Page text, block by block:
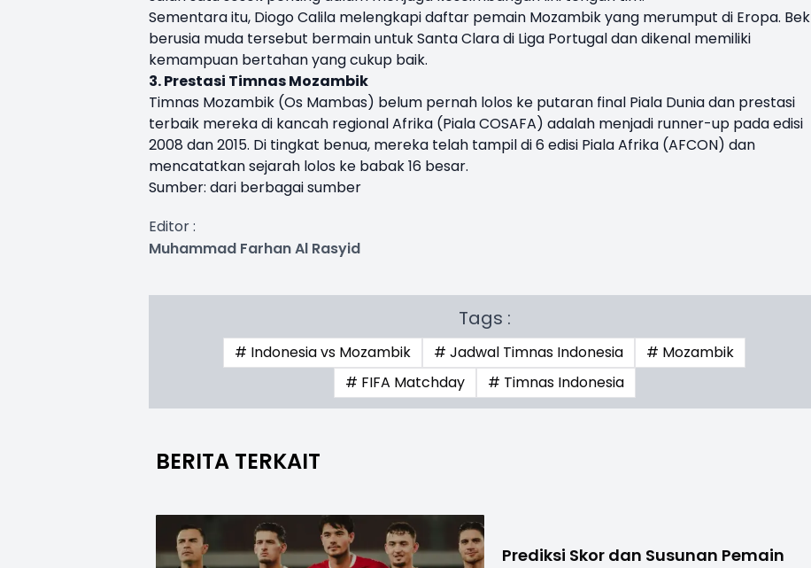
Sementara itu, Diogo Calila melengkapi daftar pemain Mozambik yang merumput di Eropa. Bek
berusia muda tersebut bermain untuk Santa Clara di Liga Portugal dan dikenal memiliki
kemampuan bertahan yang cukup baik.
3. Prestasi Timnas Mozambik
Timnas Mozambik (Os Mambas) belum pernah lolos ke putaran final Piala Dunia dan prestasi
terbaik mereka di kancah regional Afrika (Piala COSAFA) adalah menjadi runner-up pada edisi
2008 dan 2015. Di tingkat benua, mereka telah tampil di 6 edisi Piala Afrika (AFCON) dan
mencatatkan sejarah lolos ke babak 16 besar.
Sumber: dari berbagai sumber
Editor :
Muhammad Farhan Al Rasyid
Tags :
# Indonesia vs Mozambik # Jadwal Timnas Indonesia
# Mozambik
# FIFA Matchday
# Timnas Indonesia
BERITA TERKAIT
Prediksi Skor dan Susunan Pemain